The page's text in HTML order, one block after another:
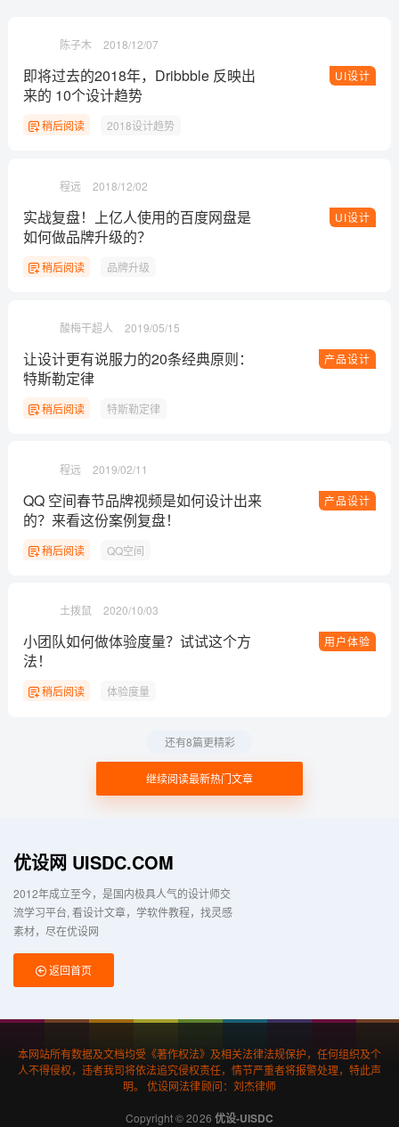
陈子木 2018/12/07
UI设计
即将过去的2018年，Dribbble 反映出
来的 10个设计趋势
稍后阅读 2018设计趋势
程远 2018/12/02
UI设计
实战复盘！上亿人使用的百度网盘是
如何做品牌升级的？
稍后阅读 品牌升级
酸梅干超人 2019/05/15
产品设计
让设计更有说服力的20条经典原则：
特斯勒定律
稍后阅读 特斯勒定律
程远 2019/02/11
产品设计
QQ 空间春节品牌视频是如何设计出来
的？来看这份案例复盘！
稍后阅读 QQ空间
土拨鼠 2020/10/03
用户体验
小团队如何做体验度量？试试这个方
法！
稍后阅读 体验度量
继续阅读最新热门文章
还有8篇更精彩
优设网 UISDC.COM
2012年成立至今，是国内极具人气的设计师交
流学习平台 看设计文章，学软件教程，找灵感
素材，尽在优设网
返回首页
本网站所有数据及文档均受《著作权法》及相关法律法规保护，任何组织及个
人不得侵权，违者我司将依法追究侵权责任，情节严重者将报警处理，特此声
明。 优设网法律顾问：刘杰律师
Copyright © 2026 优设-UISDC